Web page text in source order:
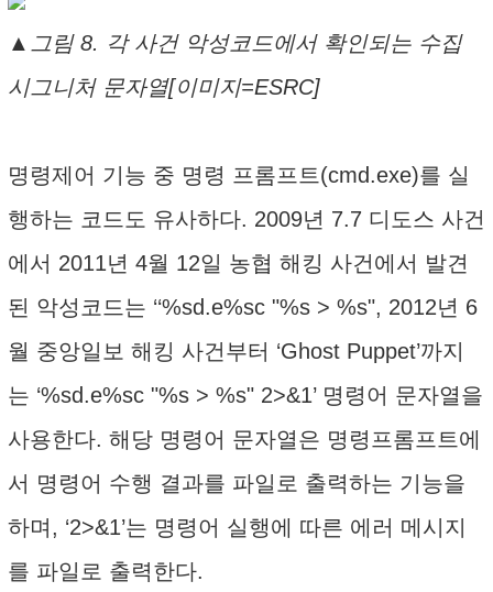
▲그림 8. 각 사건 악성코드에서 확인되는 수집
시그니처 문자열[이미지=ESRC]
명령제어 기능 중 명령 프롬프트(cmd.exe)를 실
행하는 코드도 유사하다. 2009년 7.7 디도스 사건
에서 2011년 4월 12일 농협 해킹 사건에서 발견
된 악성코드는 ‘‘%sd.e%sc "%s > %s", 2012년 6
월 중앙일보 해킹 사건부터 ‘Ghost Puppet’까지
는 ‘%sd.e%sc "%s > %s" 2>&1’ 명령어 문자열을
사용한다. 해당 명령어 문자열은 명령프롬프트에
서 명령어 수행 결과를 파일로 출력하는 기능을
하며, ‘2>&1’는 명령어 실행에 따른 에러 메시지
를 파일로 출력한다.